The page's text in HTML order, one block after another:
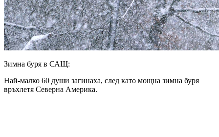
Зимна буря в САЩ:
Най-малко 60 души загинаха, след като мощна зимна буря
връхлетя Северна Америка.